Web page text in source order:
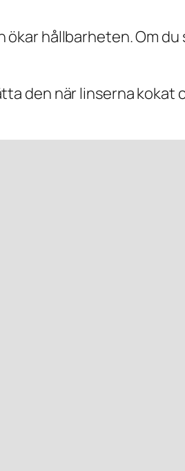
ökar hållbarheten. Om
den när linserna kokat